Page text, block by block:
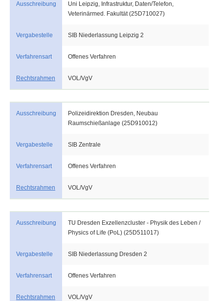
Ausschreibung
Uni Leipzig, Infrastruktur, Daten/Telefon,
Veterinärmed. Fakultät (25D710027)
Vergabestelle SIB Niederlassung Leipzig 2
Verfahrensart Offenes Verfahren
Rechtsrahmen VOL/VgV
Ausschreibung
Polizeidirektion Dresden, Neubau
Raumschießanlage (25D910012)
Vergabestelle SIB Zentrale
Verfahrensart Offenes Verfahren
Rechtsrahmen VOL/VgV
Ausschreibung
TU Dresden Exzellenzcluster - Physik des Leben /
Physics of Life (PoL) (25D511017)
Vergabestelle SIB Niederlassung Dresden 2
Verfahrensart Offenes Verfahren
Rechtsrahmen VOL/VgV